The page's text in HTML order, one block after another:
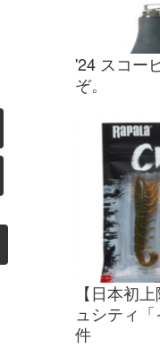
'24 スコー
ぞ。
【日本初
ュシティ
件